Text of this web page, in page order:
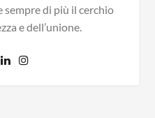
sempre di più il cerchio
e dell’unione.